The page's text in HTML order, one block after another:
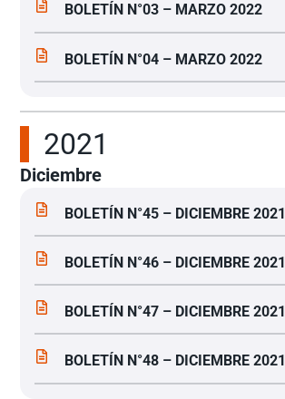
BOLETÍN N°03 – MARZO 2022
BOLETÍN N°04 – MARZO 2022
2021
Diciembre
BOLETÍN N°45 – DICIEMBRE 2021
BOLETÍN N°46 – DICIEMBRE 2021
BOLETÍN N°47 – DICIEMBRE 2021
BOLETÍN N°48 – DICIEMBRE 2021